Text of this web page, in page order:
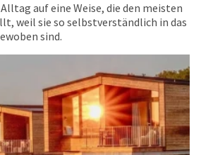
auf eine Weise, die den meisten
weil sie so selbstverständlich in das
sind.